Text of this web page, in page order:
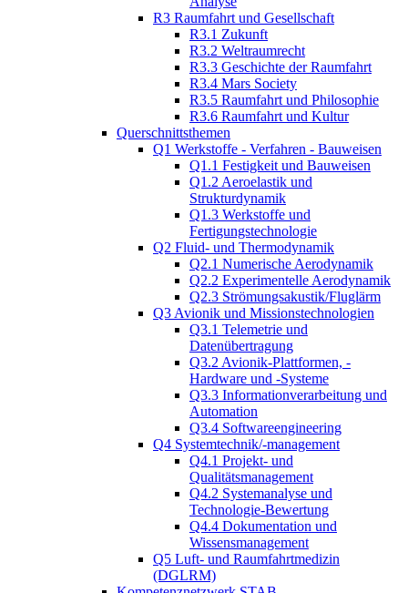
R3 Raumfahrt und Gesellschaft
R3.1 Zukunft
R3.2 Weltraumrecht
R3.3 Geschichte der Raumfahrt
R3.4 Mars Society
R3.5 Raumfahrt und Philosophie
R3.6 Raumfahrt und Kultur
Querschnittsthemen
Q1 Werkstoffe - Verfahren - Bauweisen
Q1.1 Festigkeit und Bauweisen
Q1.2 Aeroelastik und
Strukturdynamik
Q1.3 Werkstoffe und
Fertigungstechnologie
Q2 Fluid- und Thermodynamik
Q2.1 Numerische Aerodynamik
Q2.2 Experimentelle Aerodynamik
Q2.3 Strömungsakustik/Fluglärm
Q3 Avionik und Missionstechnologien
Q3.1 Telemetrie und
Datenübertragung
Q3.2 Avionik-Plattformen, -
Hardware und -Systeme
Q3.3 Informationverarbeitung und
Automation
Q3.4 Softwareengineering
Q4 Systemtechnik/-management
Q4.1 Projekt- und
Qualitätsmanagement
Q4.2 Systemanalyse und
Technologie-Bewertung
Q4.4 Dokumentation und
Wissensmanagement
Q5 Luft- und Raumfahrtmedizin
(DGLRM)